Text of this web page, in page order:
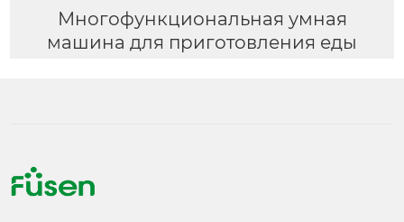
Многофункциональная умная
машина для приготовления еды